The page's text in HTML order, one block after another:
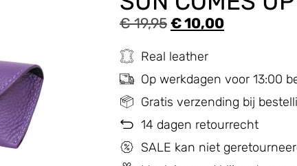
€19,95 €10,00
Real leather
Op werkdagen voor 13:00
Gratis verzending bij
14 dagen retourrecht
SALE kan niet